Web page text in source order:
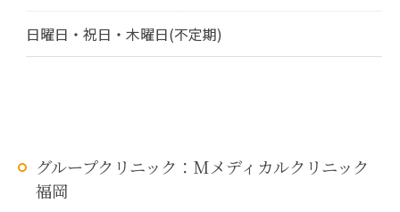
日曜日・祝日・木曜日(不定期)
グループクリニック：Mメディカルクリニック
福岡